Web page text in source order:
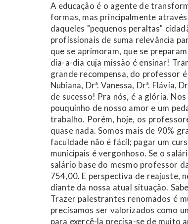
A educação é o agente de
formas, mas principalmente
daqueles "pequenos peraltas"
profissionais de suma relevância
que se aprimoram, que se
dia-a-dia cuja missão é ensinar!
grande recompensa, do professor
Nubiana, Drª. Vanessa, Drª.
de sucesso! Pra nós, é a glória.
pouquinho de nosso amor e um
trabalho. Porém, hoje, os
quase nada. Somos mais de 90%
faculdade não é fácil; pagar um
municipais é vergonhoso. Se o
salário base do mesmo professor
754,00. E perspectiva de reajuste,
diante da nossa atual situação.
Trazer palestrantes renomados é
precisamos ser valorizados como
para exercê-la precisa-se de muito